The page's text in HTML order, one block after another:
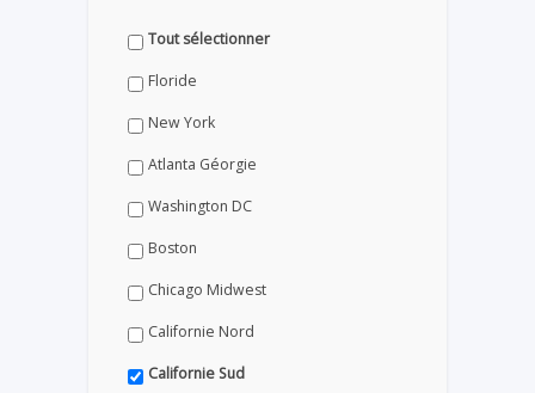
Tout sélectionner
Floride
New York
Atlanta Géorgie
Washington DC
Boston
Chicago Midwest
Californie Nord
Californie Sud